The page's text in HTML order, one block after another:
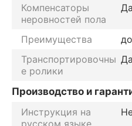
Компенсаторы
неровностей пола
Да
Преимущества
Транспортировочны
е ролики
Да
Производство и
Инструкция на
русском языке